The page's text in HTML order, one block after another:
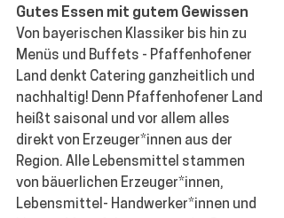
Gutes Essen mit gutem Gewissen
Von bayerischen Klassiker bis hin zu
Menüs und Buffets - Pfaffenhofener
Land denkt Catering ganzheitlich und
nachhaltig! Denn Pfaffenhofener Land
heißt saisonal und vor allem alles
direkt von Erzeuger*innen aus der
Region. Alle Lebensmittel stammen
von bäuerlichen Erzeuger*innen,
Lebensmittel- Handwerker*innen und